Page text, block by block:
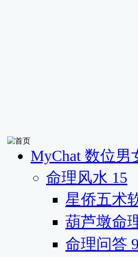
MyChat 数位男
命理风水 15
星侨五术
葫芦墩命
命理问答 9